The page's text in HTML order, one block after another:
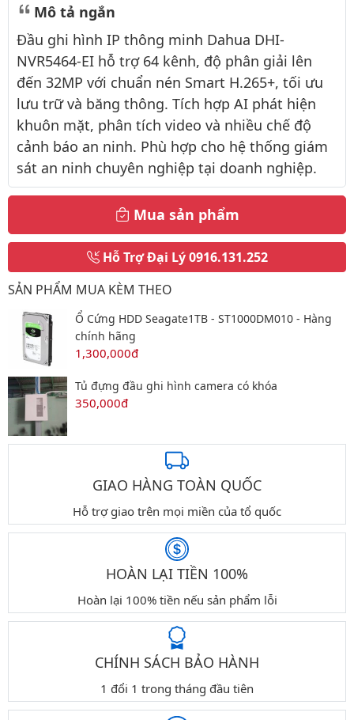
Mô tả ngắn
Đầu ghi hình IP thông minh Dahua DHI-
NVR5464-EI hỗ trợ 64 kênh, độ phân giải lên
đến 32MP với chuẩn nén Smart H.265+, tối ưu
lưu trữ và băng thông. Tích hợp AI phát hiện
khuôn mặt, phân tích video và nhiều chế độ
cảnh báo an ninh. Phù hợp cho hệ thống giám
sát an ninh chuyên nghiệp tại doanh nghiệp.
Mua sản phẩm
Hỗ Trợ Đại Lý0916.131.252
SẢN PHẨM MUA KÈM THEO
Ổ Cứng HDD Seagate1TB - ST1000DM010 - Hàng
chính hãng
1,300,000đ
Tủ đựng đầu ghi hình camera có khóa
350,000đ
GIAO HÀNG TOÀN QUỐC
Hỗ trợ giao trên mọi miền của tổ quốc
HOÀN LẠI TIỀN 100%
Hoàn lại 100% tiền nếu sản phẩm lỗi
CHÍNH SÁCH BẢO HÀNH
1 đổi 1 trong tháng đầu tiên